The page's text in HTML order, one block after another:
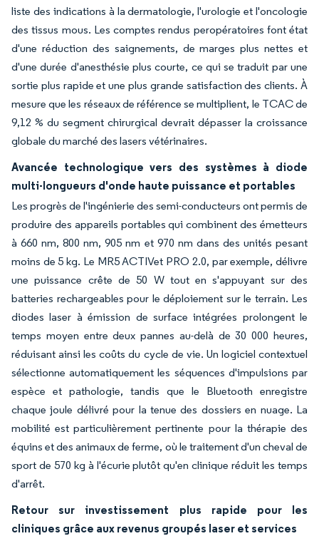
liste des indications à la dermatologie, l'urologie et l'oncologie
des tissus mous. Les comptes rendus peropératoires font état
d'une réduction des saignements, de marges plus nettes et
d'une durée d'anesthésie plus courte, ce qui se traduit par une
sortie plus rapide et une plus grande satisfaction des clients. À
mesure que les réseaux de référence se multiplient, le TCAC de
9,12 % du segment chirurgical devrait dépasser la croissance
globale du marché des lasers vétérinaires.
Avancée technologique vers des systèmes à diode
multi-longueurs d'onde haute puissance et portables
Les progrès de l'ingénierie des semi-conducteurs ont permis de
produire des appareils portables qui combinent des émetteurs
à 660 nm, 800 nm, 905 nm et 970 nm dans des unités pesant
moins de 5 kg. Le MR5 ACTIVet PRO 2.0, par exemple, délivre
une puissance crête de 50 W tout en s'appuyant sur des
batteries rechargeables pour le déploiement sur le terrain. Les
diodes laser à émission de surface intégrées prolongent le
temps moyen entre deux pannes au-delà de 30 000 heures,
réduisant ainsi les coûts du cycle de vie. Un logiciel contextuel
sélectionne automatiquement les séquences d'impulsions par
espèce et pathologie, tandis que le Bluetooth enregistre
chaque joule délivré pour la tenue des dossiers en nuage. La
mobilité est particulièrement pertinente pour la thérapie des
équins et des animaux de ferme, où le traitement d'un cheval de
sport de 570 kg à l'écurie plutôt qu'en clinique réduit les temps
d'arrêt.
Retour sur investissement plus rapide pour les
cliniques grâce aux revenus groupés laser et services